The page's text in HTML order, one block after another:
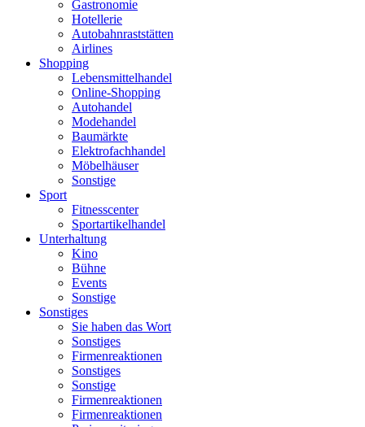
Gastronomie
Hotellerie
Autobahnraststätten
Airlines
Shopping
Lebensmittelhandel
Online-Shopping
Autohandel
Modehandel
Baumärkte
Elektrofachhandel
Möbelhäuser
Sonstige
Sport
Fitnesscenter
Sportartikelhandel
Unterhaltung
Kino
Bühne
Events
Sonstige
Sonstiges
Sie haben das Wort
Sonstiges
Firmenreaktionen
Sonstiges
Sonstige
Firmenreaktionen
Firmenreaktionen